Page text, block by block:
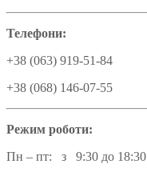
Телефони:
+38 (063) 919-51-84
+38 (068) 146-07-55
Режим роботи:
Пн – пт: з 9:30 до 18:30